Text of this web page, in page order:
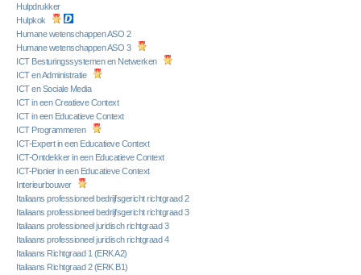
Hulpdrukker
Hulpkok
Humane wetenschappen ASO 2
Humane wetenschappen ASO 3
ICT Besturingssystemen en Netwerken
ICT en Administratie
ICT en Sociale Media
ICT in een Creatieve Context
ICT in een Educatieve Context
ICT Programmeren
ICT-Expert in een Educatieve Context
ICT-Ontdekker in een Educatieve Context
ICT-Pionier in een Educatieve Context
Interieurbouwer
Italiaans professioneel bedrijfsgericht richtgraad 2
Italiaans professioneel bedrijfsgericht richtgraad 3
Italiaans professioneel juridisch richtgraad 3
Italiaans professioneel juridisch richtgraad 4
Italiaans Richtgraad 1 (ERK A2)
Italiaans Richtgraad 2 (ERK B1)